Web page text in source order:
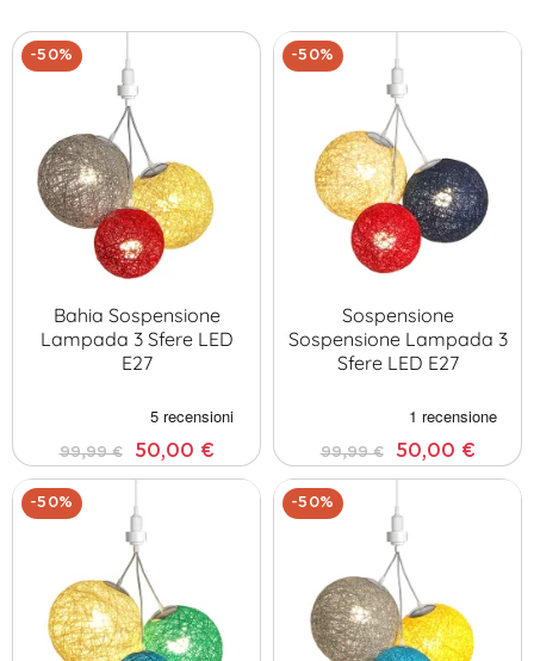
esigenze. Illumina i tuoi spazi con stile e comfort grazie alle
nostre Suspensioni Luminoase Tripartite di Guirled.
-50%
Bahia Sospensione
Lampada 3 Sfere LED
E27
99,99 € 50,00 €
-50%
Sospensione
Sospensione Lampada 3
Sfere LED E27
99,99 € 50,00 €
-50% -50%